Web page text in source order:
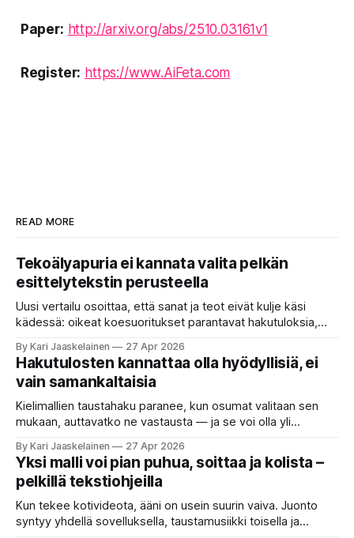
Paper: http://arxiv.org/abs/2510.03161v1
Register: https://www.AiFeta.com
READ MORE
Tekoälyapuria ei kannata valita pelkän
esittelytekstin perusteella
Uusi vertailu osoittaa, että sanat ja teot eivät kulje käsi
kädessä: oikeat koesuoritukset parantavat hakutuloksia,
etsimässä verkosta apuria, joka hoitaisi puolestasi arjen
askareita: täyttäisi lomakkeen, järjestäisi matkasuunnitelman
tai seulisi pitkän asiakirjakasan ydinkohdat. Vastassa on
valikoima, joka muistuttaa sovelluskauppaa steroideilla.
Jokainen ”tekoälyagentti” lupaa paljon
By Kari Jaaskelainen 27 Apr 2026
Hakutulosten kannattaa olla hyödyllisiä, ei
vain samankaltaisia
Kielimallien taustahaku paranee, kun osumat valitaan sen
mukaan, auttavatko ne vastausta — ja se voi olla yli
että kysyt työpaikan chat-robotilta: “Mitä viime kuun
kokouspäiväkirjassa päätettiin etätyöpäivistä?” Robotti
selaa arkistoja ja poimii sinulle pätkän, jossa toistellaan, mitä
etätyö tarkoittaa. Teksti on aiheeltaan lähellä kysymystä,
By Kari Jaaskelainen 27 Apr 2026
Yksi malli voi pian puhua, soittaa ja kolista –
pelkillä tekstiohjeilla
Kun tekee kotivideota, ääni on usein suurin vaiva. Juonto
syntyy yhdellä sovelluksella, taustamusiikki toisella ja